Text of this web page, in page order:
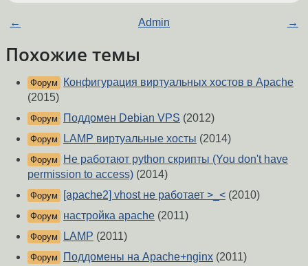
← Admin →
Похожие темы
Форум
Конфигурация виртуальных хостов в Apache
(2015)
Форум Поддомен Debian VPS (2012)
Форум LAMP виртуальные хосты (2014)
Форум
Не работают python скрипты (You don't have
permission to access) (2014)
Форум [apache2] vhost не работает >_< (2010)
Форум настройка apache (2011)
Форум LAMP (2011)
Форум Поддомены на Apache+nginx (2011)